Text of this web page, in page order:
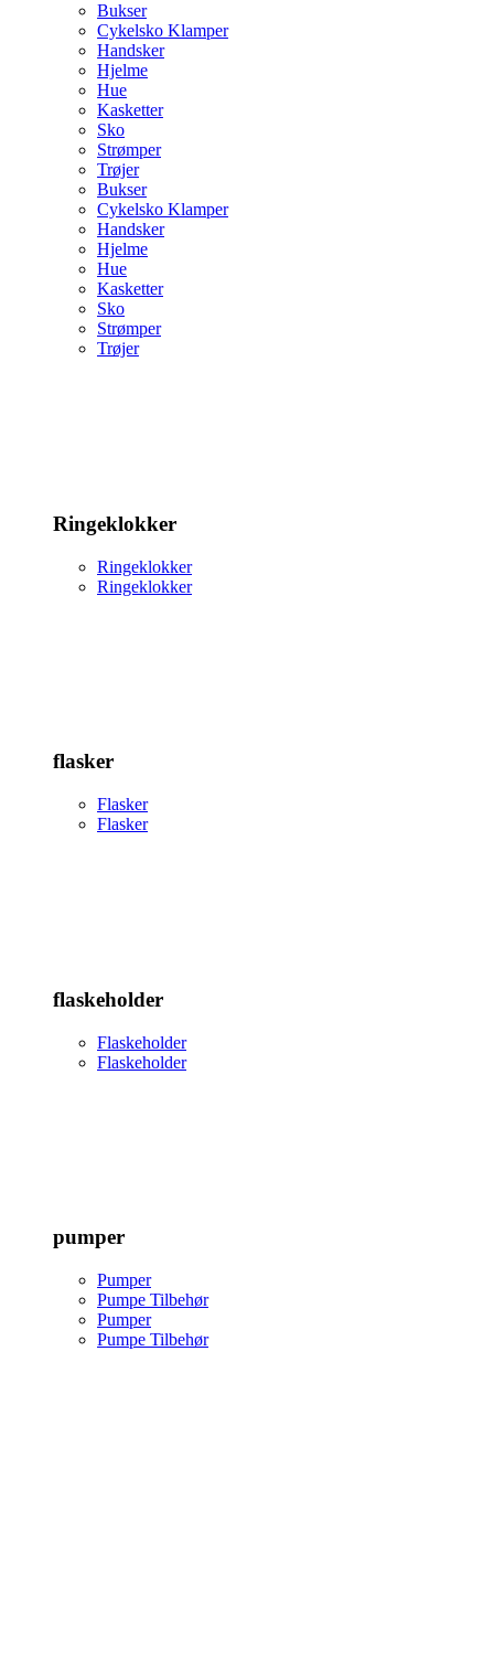
Bukser
Cykelsko Klamper
Handsker
Hjelme
Hue
Kasketter
Sko
Strømper
Trøjer
Bukser
Cykelsko Klamper
Handsker
Hjelme
Hue
Kasketter
Sko
Strømper
Trøjer
Ringeklokker
Ringeklokker
Ringeklokker
flasker
Flasker
Flasker
flaskeholder
Flaskeholder
Flaskeholder
pumper
Pumper
Pumpe Tilbehør
Pumper
Pumpe Tilbehør